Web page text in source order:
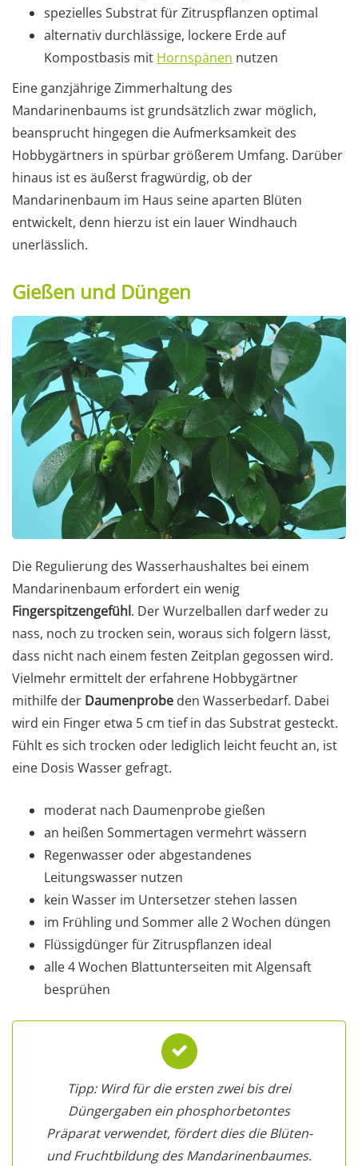
spezielles Substrat für Zitruspflanzen optimal
alternativ durchlässige, lockere Erde auf
Kompostbasis mit Hornspänen nutzen
Eine ganzjährige Zimmerhaltung des
Mandarinenbaums ist grundsätzlich zwar möglich,
beansprucht hingegen die Aufmerksamkeit des
Hobbygärtners in spürbar größerem Umfang. Darüber
hinaus ist es äußerst fragwürdig, ob der
Mandarinenbaum im Haus seine aparten Blüten
entwickelt, denn hierzu ist ein lauer Windhauch
unerlässlich.
Gießen und Düngen
Die Regulierung des Wasserhaushaltes bei einem
Mandarinenbaum erfordert ein wenig
Fingerspitzengefühl. Der Wurzelballen darf weder zu
nass, noch zu trocken sein, woraus sich folgern lässt,
dass nicht nach einem festen Zeitplan gegossen wird.
Vielmehr ermittelt der erfahrene Hobbygärtner
mithilfe der Daumenprobe den Wasserbedarf. Dabei
wird ein Finger etwa 5 cm tief in das Substrat gesteckt.
Fühlt es sich trocken oder lediglich leicht feucht an, ist
eine Dosis Wasser gefragt.
moderat nach Daumenprobe gießen
an heißen Sommertagen vermehrt wässern
Regenwasser oder abgestandenes
Leitungswasser nutzen
kein Wasser im Untersetzer stehen lassen
im Frühling und Sommer alle 2 Wochen düngen
Flüssigdünger für Zitruspflanzen ideal
alle 4 Wochen Blattunterseiten mit Algensaft
besprühen
Tipp: Wird für die ersten zwei bis drei
Düngergaben ein phosphorbetontes
Präparat verwendet, fördert dies die Blüten-
und Fruchtbildung des Mandarinenbaumes.